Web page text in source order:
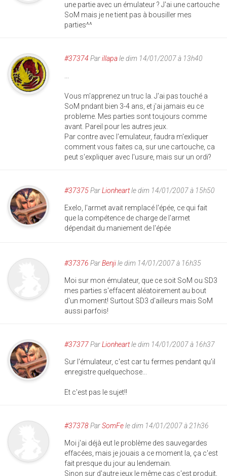
une partie avec un émulateur ? J'ai une cartouche
SoM mais je ne tient pas à bousiller mes
parties^^
#37374 Parillapale dim 14/01/2007 à 13h40
Vous m'apprenez un truc la. J'ai pas touché a
SoM pndant bien 3-4 ans, et j'ai jamais eu ce
probleme. Mes parties sont toujours comme
avant. Pareil pour les autres jeux.
Par contre avec l'emulateur, faudra m'exliquer
comment vous faites ca, sur une cartouche, ca
peut s'expliquer avec l'usure, mais sur un ordi?
#37375ParLionheartle dim 14/01/2007 à 15h50
Exelo, l'armet avait remplacé l'épée, ce qui fait
que la compétence de charge de l'armet
dépendait du maniement de l'épée
#37376 ParBenjile dim 14/01/2007 à 16h35
Moi sur mon émulateur, que ce soit SoM ou SD3
mes parties s'effacent aléatoirement au bout
d'un moment! Surtout SD3 d'ailleurs mais SoM
aussi parfois!
#37377ParLionheartle dim 14/01/2007 à 16h37
Sur l'émulateur, c'est car tu fermes pendant qu'il
enregistre quelquechose...
Et c'est pas le sujet!!
#37378ParSomFele dim 14/01/2007 à 21h36
Moi j'ai déjà eut le problème des sauvegardes
effacées, mais je jouais a ce moment la, ça c'est
fait presque du jour au lendemain.
Sinon sur d'autre jeux le même cas c'est produit,